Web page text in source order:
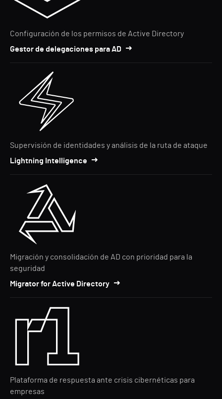
Configuración de los permisos de Active Directory
Gestor de delegaciones para AD
Supervisión de identidades y análisis de la ruta de ataque
Lightning Intelligence
Migración y consolidación de AD con prioridad para la
seguridad
Migrator for Active Directory
Plataforma de respuesta ante crisis cibernéticas para
empresas